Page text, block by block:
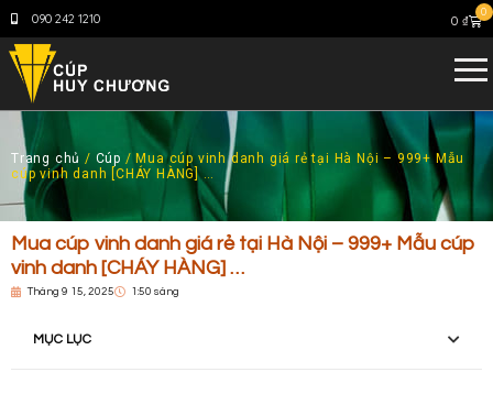
090 242 1210 0 ₫
0
Trang chủ / Cúp / Mua cúp vinh danh giá rẻ tại Hà Nội – 999+ Mẫu
cúp vinh danh [CHÁY HÀNG] …
Mua cúp vinh danh giá rẻ tại Hà Nội – 999+ Mẫu cúp
vinh danh [CHÁY HÀNG] …
Tháng 9 15, 2025 1:50 sáng
MỤC LỤC